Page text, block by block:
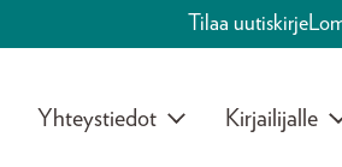
Tilaa uutiskirje
Yhteystiedot Kirjailijalle